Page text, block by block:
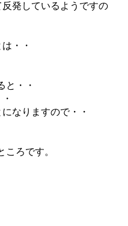
発しているようですの
・・
と・・
なりますので・・
ろです。